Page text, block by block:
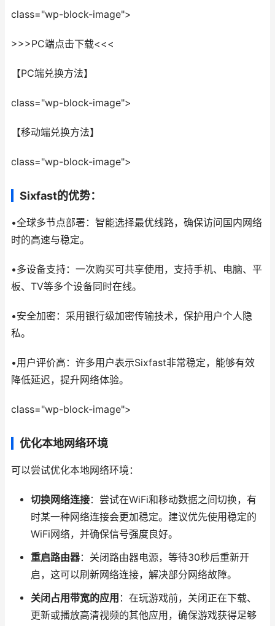
class="wp-block-image">
>>>PC端点击下载<<<
【PC端兑换方法】
class="wp-block-image">
【移动端兑换方法】
class="wp-block-image">
Sixfast的优势：
•全球多节点部署：智能选择最优线路，确保访问国内网络
时的高速与稳定。
•多设备支持：一次购买可共享使用，支持手机、电脑、平
板、TV等多个设备同时在线。
•安全加密：采用银行级加密传输技术，保护用户个人隐
私。
•用户评价高：许多用户表示Sixfast非常稳定，能够有效
降低延迟，提升网络体验。
class="wp-block-image">
优化本地网络环境
可以尝试优化本地网络环境：
切换网络连接：尝试在WiFi和移动数据之间切换，有
时某一种网络连接会更加稳定。建议优先使用稳定的
WiFi网络，并确保信号强度良好。
重启路由器：关闭路由器电源，等待30秒后重新开
启，这可以刷新网络连接，解决部分网络故障。
关闭占用带宽的应用 ：在玩游戏前，关闭正在下载、
更新或播放高清视频的其他应用，确保游戏获得足够